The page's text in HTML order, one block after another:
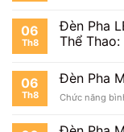
06
Th8
Đèn Pha
Thể
06
Th8
Đèn Pha
Chức năng